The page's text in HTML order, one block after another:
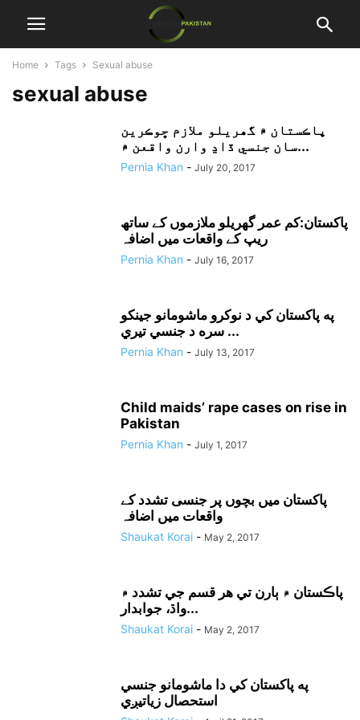
Home Tags Sexual abuse
sexual abuse
پاڪستان ۾ گھريلو ملازم ڇوڪرين
سان جنسي ڏاڍ وارن واقعن ۾...
Pernia Khan - July 20, 2017
پاکستان:کم عمر گھریلو ملازموں کے ساتھ
ریپ کے واقعات میں اضافہ
Pernia Khan - July 16, 2017
په پاکستان کي د نوکرو ماشومانو جينکو
سره د جنسي تيري ...
Pernia Khan - July 13, 2017
Child maids’ rape cases on rise in
Pakistan
Pernia Khan - July 1, 2017
پاکستان میں بچوں پر جنسی تشدد کے
واقعات میں اضافہ
Shaukat Korai - May 2, 2017
پاڪستان ۾ ٻارن تي هر قسم جي تشدد ۾
واڌ، جوابدار...
Shaukat Korai - May 2, 2017
په پاکستان کي دا ماشومانو جنسي
استحصال زياتيږي